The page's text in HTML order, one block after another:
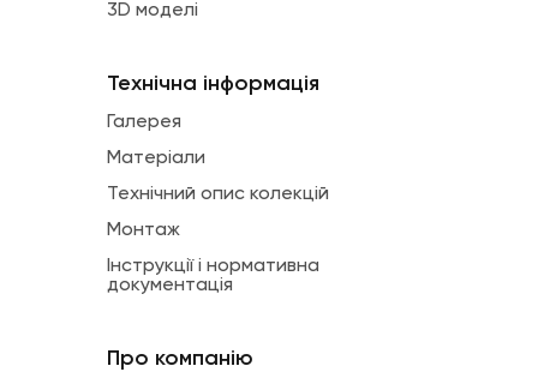
3D моделі
Технічна інформація
Галерея
Матеріали
Технічний опис колекцій
Монтаж
Інструкції і нормативна
документація
Про компанію